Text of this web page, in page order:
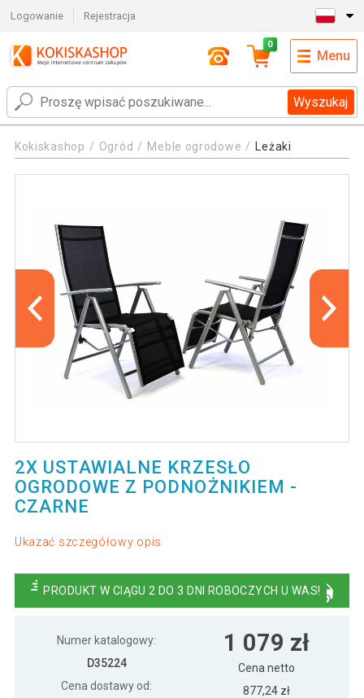
Logowanie Rejestracja
Wyszukaj
0
Menu
Kokiskashop Ogród Meble ogrodowe Leżaki
2X USTAWIALNE KRZESŁO
OGRODOWE Z PODNOŻNIKIEM -
CZARNE
Ukazać szczegółowy opis
PRODUKT W CIĄGU 2 DO 3 DNI ROBOCZYCH U WAS!
Numer katalogowy:
D35224
Cena dostawy od:
1 079 zł
Cena netto
877,24 zł